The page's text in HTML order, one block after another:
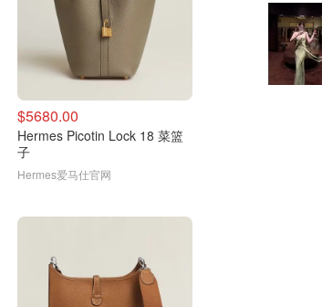
$5680.00
Hermes Picotin Lock 18 菜篮
子
Hermes爱马仕官网